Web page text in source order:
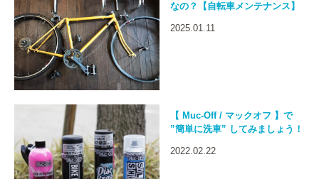
なの？【自転車メンテナンス】
2025.01.11
【 Muc-Off / マックオフ 】で
”簡単に洗車” してみましょう！
2022.02.22